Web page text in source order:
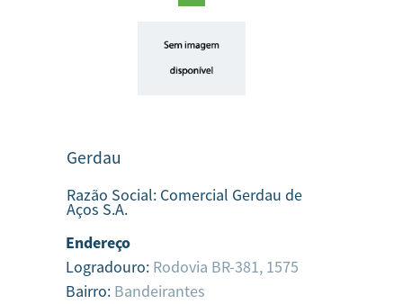
Gerdau
Razão Social: Comercial Gerdau de
Aços S.A.
Endereço
Logradouro: Rodovia BR-381, 1575
Bairro: Bandeirantes